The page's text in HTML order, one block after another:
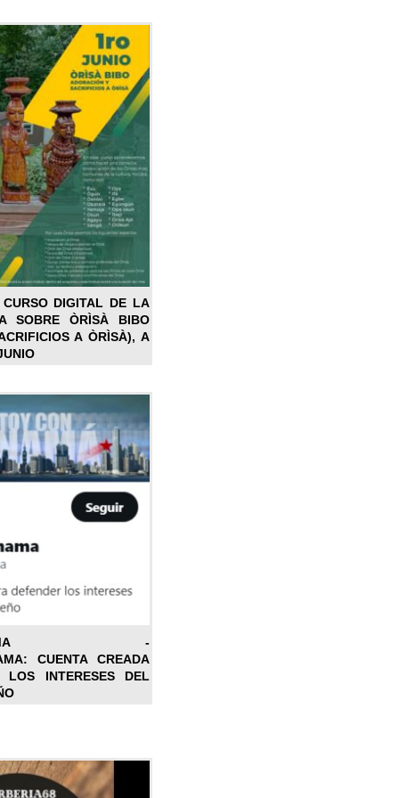
DIGITAL DE LA
SOBRE ÒRÌSÀ BIBO
A ÒRÌSÀ), A
-
CUENTA CREADA
LOS INTERESES DEL